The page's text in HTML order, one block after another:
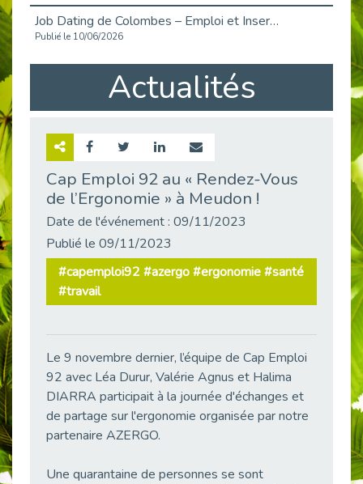
Job Dating de Colombes – Emploi et Insertion
Publié le 10/06/2026
Aborder l'entretien et la situation de handicap en toute confiance
Publié le 09/06/2026
Retour sur l’atelier « Optimiser sa recherche d’emploi »
Publié le 30/05/2026
Publié le 22/05/2026
L’alternance : un levier stratégique pour recruter et inclure durablement
Fibromyalgie : Quand la douleur invisible s’invite au bureau
Publié le 12/05/2026
Publié le 12/05/2026
Actualités
Cap Emploi 92 au « Rendez-Vous
de l’Ergonomie » à Meudon !
Date de l'événement : 09/11/2023
Publié le 09/11/2023
#capemploi92 #azergo #ergonomie #santé
#travail
Le 9 novembre dernier, l’équipe de Cap Emploi
92 avec Léa Durur, Valérie Agnus et Halima
DIARRA participait à la journée d'échanges et
de partage sur l'ergonomie organisée par notre
partenaire AZERGO.
Une quarantaine de personnes se sont